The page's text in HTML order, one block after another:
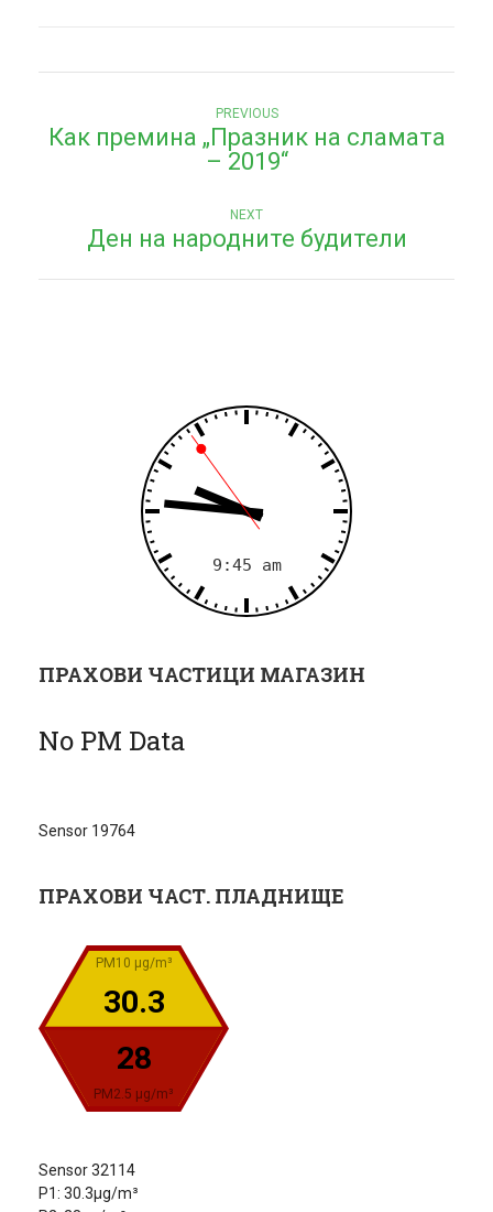
а
PREVIOUSPrevious
post:
Как премина „Празник на сламата
– 2019“
NEXTNext
post:
Ден на народните будители
ПРАХОВИ ЧАСТИЦИ МАГАЗИН
No PM Data
Sensor 19764
ПРАХОВИ ЧАСТ. ПЛАДНИЩЕ
PM10 µg/m³
PM2.5 µg/m³
30.3
28
Sensor 32114
P1: 30.3µg/m³